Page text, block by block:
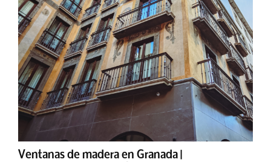
Ventanas de madera en Granada |